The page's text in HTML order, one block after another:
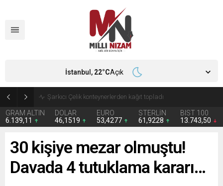
İran 2 ülkeyi birden vurdu
GRAM ALTIN
6.139,11
DOLAR
46,1519
EURO
53,4277
STERLİN
61,9228
BIST 100
13.743,50
İstanbul, 22°CAçık
30 kişiye mezar olmuştu!
Davada 4 tutuklama kararı…